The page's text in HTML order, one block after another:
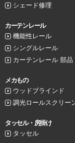
シェード修理
カーテンレール
機能性レール
シングルレール
カーテンレール 部品
メカもの
ウッドブラインド
調光ロールスクリー
タッセル・房掛け
タッセル